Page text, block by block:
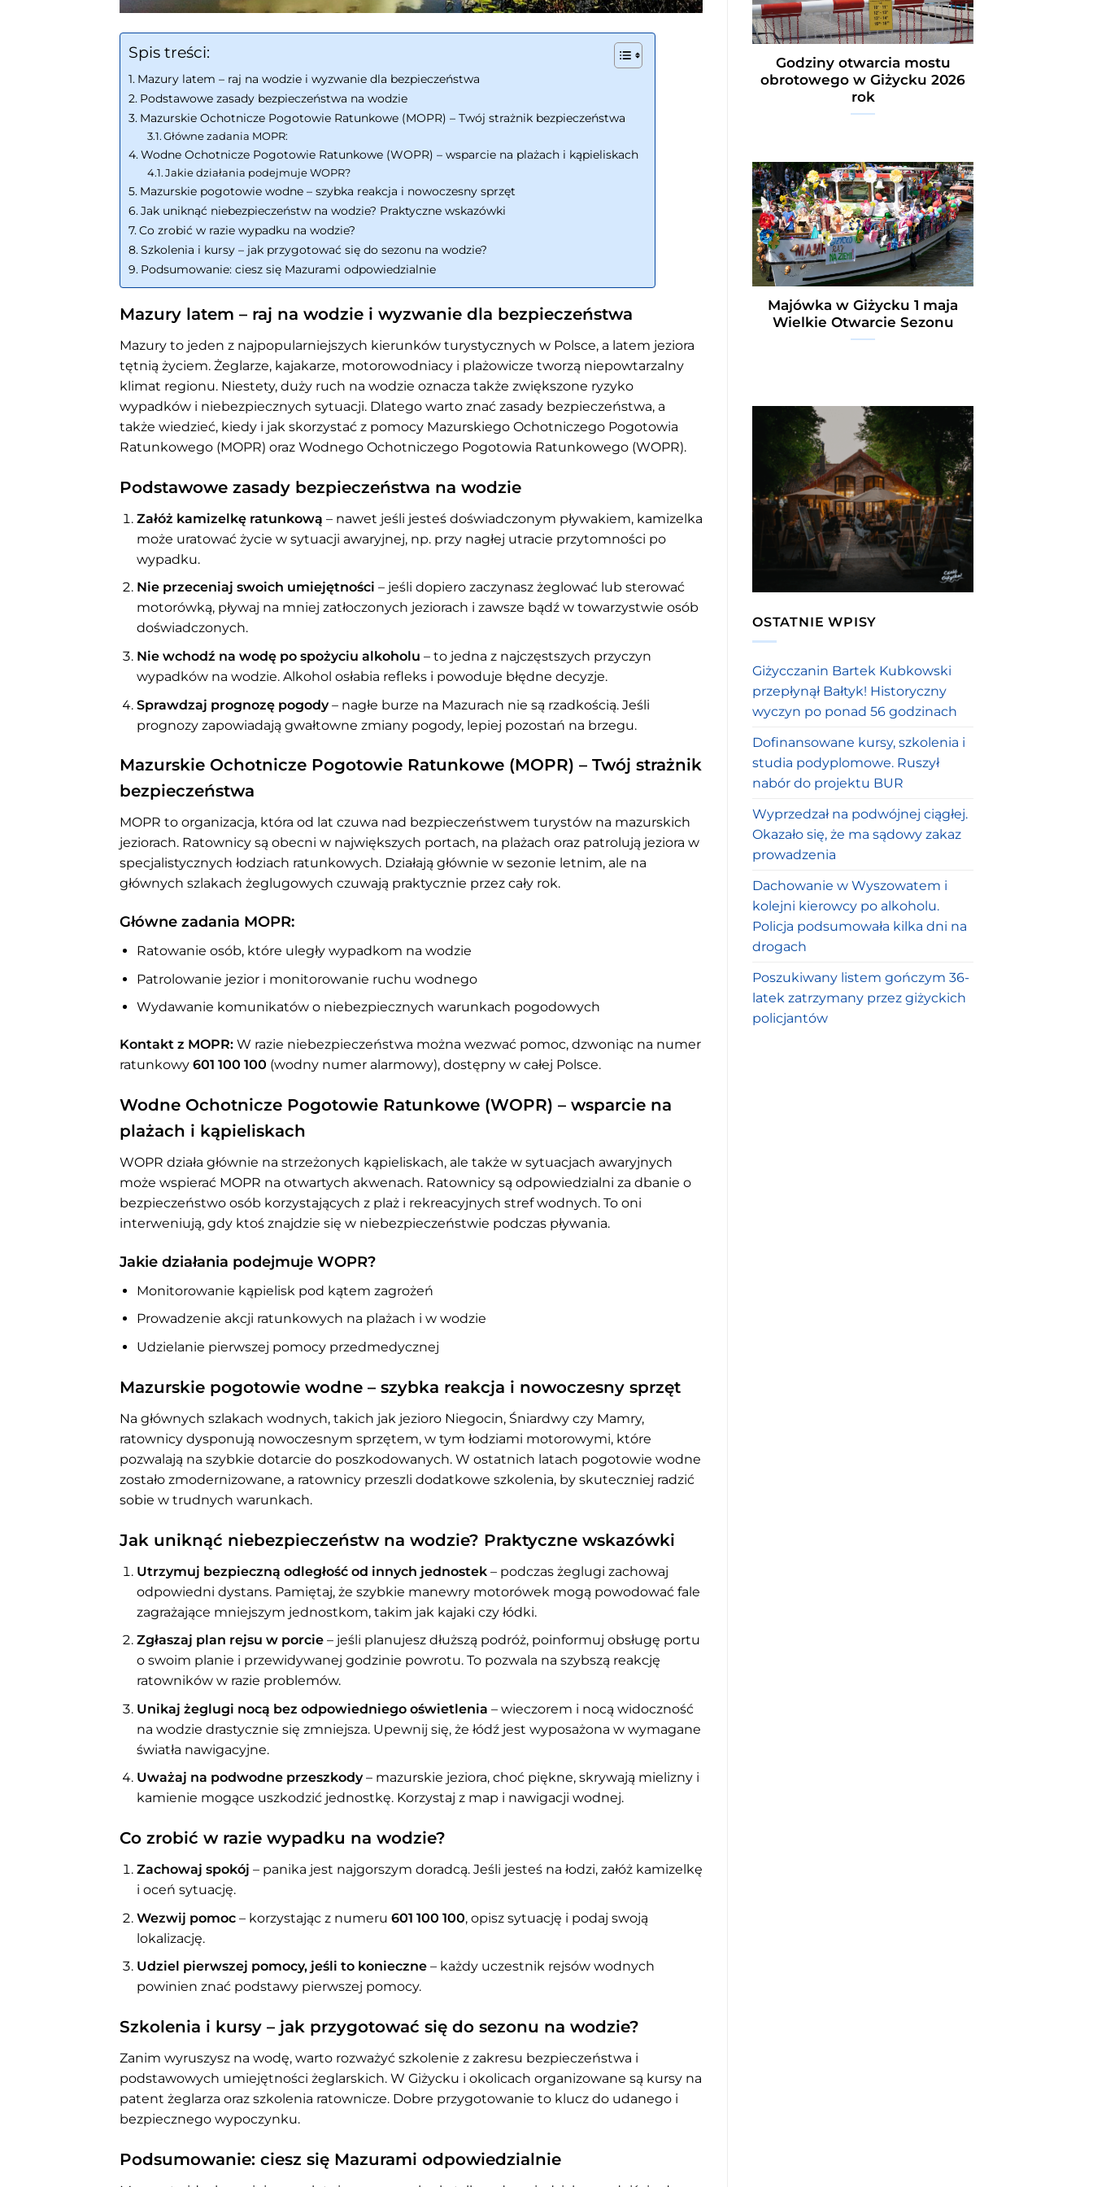
Spis treści:
Mazury latem – raj na wodzie i wyzwanie dla bezpieczeństwa
Podstawowe zasady bezpieczeństwa na wodzie
Mazurskie Ochotnicze Pogotowie Ratunkowe (MOPR) – Twój strażnik bezpieczeństwa
Główne zadania MOPR:
Wodne Ochotnicze Pogotowie Ratunkowe (WOPR) – wsparcie na plażach i kąpieliskach
Jakie działania podejmuje WOPR?
Mazurskie pogotowie wodne – szybka reakcja i nowoczesny sprzęt
Jak uniknąć niebezpieczeństw na wodzie? Praktyczne wskazówki
Co zrobić w razie wypadku na wodzie?
Szkolenia i kursy – jak przygotować się do sezonu na wodzie?
Podsumowanie: ciesz się Mazurami odpowiedzialnie
Mazury latem – raj na wodzie i wyzwanie dla bezpieczeństwa
Mazury to jeden z najpopularniejszych kierunków turystycznych w Polsce, a latem jeziora
tętnią życiem. Żeglarze, kajakarze, motorowodniacy i plażowicze tworzą niepowtarzalny
klimat regionu. Niestety, duży ruch na wodzie oznacza także zwiększone ryzyko
wypadków i niebezpiecznych sytuacji. Dlatego warto znać zasady bezpieczeństwa, a
także wiedzieć, kiedy i jak skorzystać z pomocy Mazurskiego Ochotniczego Pogotowia
Ratunkowego (MOPR) oraz Wodnego Ochotniczego Pogotowia Ratunkowego (WOPR).
Podstawowe zasady bezpieczeństwa na wodzie
Załóż kamizelkę ratunkową – nawet jeśli jesteś doświadczonym pływakiem, kamizelka
może uratować życie w sytuacji awaryjnej, np. przy nagłej utracie przytomności po
wypadku.
Nie przeceniaj swoich umiejętności – jeśli dopiero zaczynasz żeglować lub sterować
motorówką, pływaj na mniej zatłoczonych jeziorach i zawsze bądź w towarzystwie osób
doświadczonych.
Nie wchodź na wodę po spożyciu alkoholu – to jedna z najczęstszych przyczyn
wypadków na wodzie. Alkohol osłabia refleks i powoduje błędne decyzje.
Sprawdzaj prognozę pogody– nagłe burze na Mazurach nie są rzadkością. Jeśli
prognozy zapowiadają gwałtowne zmiany pogody, lepiej pozostań na brzegu.
Mazurskie Ochotnicze Pogotowie Ratunkowe (MOPR) – Twój strażnik
bezpieczeństwa
MOPR to organizacja, która od lat czuwa nad bezpieczeństwem turystów na mazurskich
jeziorach. Ratownicy są obecni w największych portach, na plażach oraz patrolują jeziora w
specjalistycznych łodziach ratunkowych. Działają głównie w sezonie letnim, ale na
głównych szlakach żeglugowych czuwają praktycznie przez cały rok.
Główne zadania MOPR:
Ratowanie osób, które uległy wypadkom na wodzie
Patrolowanie jezior i monitorowanie ruchu wodnego
Wydawanie komunikatów o niebezpiecznych warunkach pogodowych
Kontakt z MOPR: W razie niebezpieczeństwa można wezwać pomoc, dzwoniąc na numer
ratunkowy 601 100 100 (wodny numer alarmowy), dostępny w całej Polsce.
Wodne Ochotnicze Pogotowie Ratunkowe (WOPR) – wsparcie na
plażach i kąpieliskach
WOPR działa głównie na strzeżonych kąpieliskach, ale także w sytuacjach awaryjnych
może wspierać MOPR na otwartych akwenach. Ratownicy są odpowiedzialni za dbanie o
bezpieczeństwo osób korzystających z plaż i rekreacyjnych stref wodnych. To oni
interweniują, gdy ktoś znajdzie się w niebezpieczeństwie podczas pływania.
Jakie działania podejmuje WOPR?
Monitorowanie kąpielisk pod kątem zagrożeń
Prowadzenie akcji ratunkowych na plażach i w wodzie
Udzielanie pierwszej pomocy przedmedycznej
Mazurskie pogotowie wodne – szybka reakcja i nowoczesny sprzęt
Na głównych szlakach wodnych, takich jak jezioro Niegocin, Śniardwy czy Mamry,
ratownicy dysponują nowoczesnym sprzętem, w tym łodziami motorowymi, które
pozwalają na szybkie dotarcie do poszkodowanych. W ostatnich latach pogotowie wodne
zostało zmodernizowane, a ratownicy przeszli dodatkowe szkolenia, by skuteczniej radzić
sobie w trudnych warunkach.
Jak uniknąć niebezpieczeństw na wodzie? Praktyczne wskazówki
Utrzymuj bezpieczną odległość od innych jednostek– podczas żeglugi zachowaj
odpowiedni dystans. Pamiętaj, że szybkie manewry motorówek mogą powodować fale
zagrażające mniejszym jednostkom, takim jak kajaki czy łódki.
Zgłaszaj plan rejsu w porcie– jeśli planujesz dłuższą podróż, poinformuj obsługę portu
o swoim planie i przewidywanej godzinie powrotu. To pozwala na szybszą reakcję
ratowników w razie problemów.
Unikaj żeglugi nocą bez odpowiedniego oświetlenia – wieczorem i nocą widoczność
na wodzie drastycznie się zmniejsza. Upewnij się, że łódź jest wyposażona w wymagane
światła nawigacyjne.
Uważaj na podwodne przeszkody– mazurskie jeziora, choć piękne, skrywają mielizny i
kamienie mogące uszkodzić jednostkę. Korzystaj z map i nawigacji wodnej.
Co zrobić w razie wypadku na wodzie?
Zachowaj spokój – panika jest najgorszym doradcą. Jeśli jesteś na łodzi, załóż kamizelkę
i oceń sytuację.
Wezwij pomoc– korzystając z numeru 601 100 100, opisz sytuację i podaj swoją
lokalizację.
Udziel pierwszej pomocy, jeśli to konieczne– każdy uczestnik rejsów wodnych
powinien znać podstawy pierwszej pomocy.
Szkolenia i kursy – jak przygotować się do sezonu na wodzie?
Zanim wyruszysz na wodę, warto rozważyć szkolenie z zakresu bezpieczeństwa i
podstawowych umiejętności żeglarskich. W Giżycku i okolicach organizowane są kursy na
patent żeglarza oraz szkolenia ratownicze. Dobre przygotowanie to klucz do udanego i
bezpiecznego wypoczynku.
Podsumowanie: ciesz się Mazurami odpowiedzialnie
Godziny otwarcia mostu
obrotowego w Giżycku 2026
rok
Majówka w Giżycku 1 maja
Wielkie Otwarcie Sezonu
OSTATNIE WPISY
Giżycczanin Bartek Kubkowski
przepłynął Bałtyk! Historyczny
wyczyn po ponad 56 godzinach
Dofinansowane kursy, szkolenia i
studia podyplomowe. Ruszył
nabór do projektu BUR
Wyprzedzał na podwójnej ciągłej.
Okazało się, że ma sądowy zakaz
prowadzenia
Dachowanie w Wyszowatem i
kolejni kierowcy po alkoholu.
Policja podsumowała kilka dni na
drogach
Poszukiwany listem gończym 36-
latek zatrzymany przez giżyckich
policjantów